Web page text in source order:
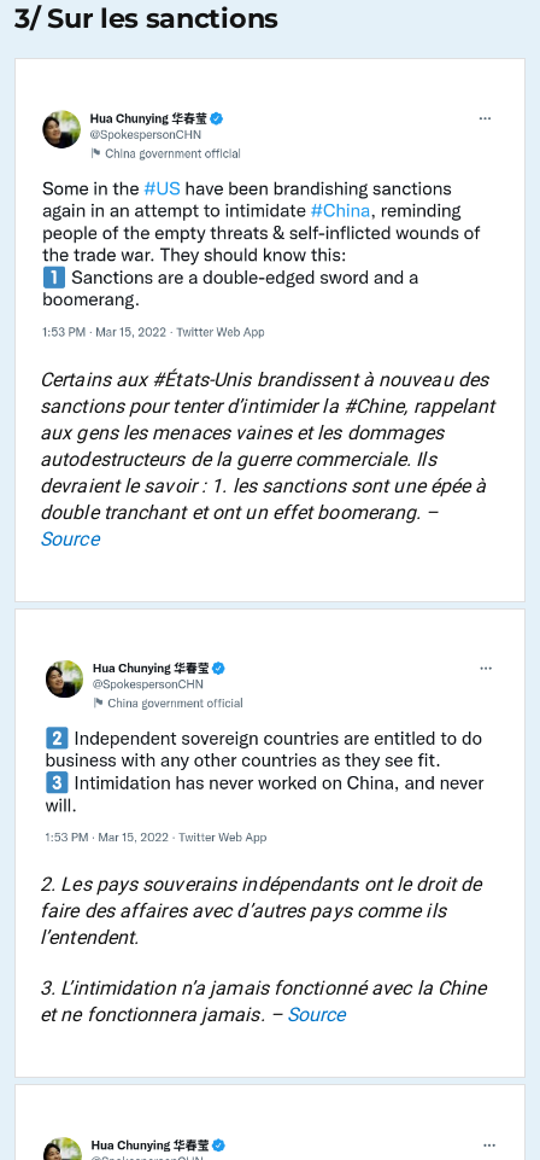
3/ Sur les sanctions
Certains aux #États-Unis brandissent à nouveau des
sanctions pour tenter d’intimider la #Chine, rappelant
aux gens les menaces vaines et les dommages
autodestructeurs de la guerre commerciale. Ils
devraient le savoir : 1. les sanctions sont une épée à
double tranchant et ont un effet boomerang. –
Source
2. Les pays souverains indépendants ont le droit de
faire des affaires avec d’autres pays comme ils
l’entendent.
3. L’intimidation n’a jamais fonctionné avec la Chine
et ne fonctionnera jamais. – Source